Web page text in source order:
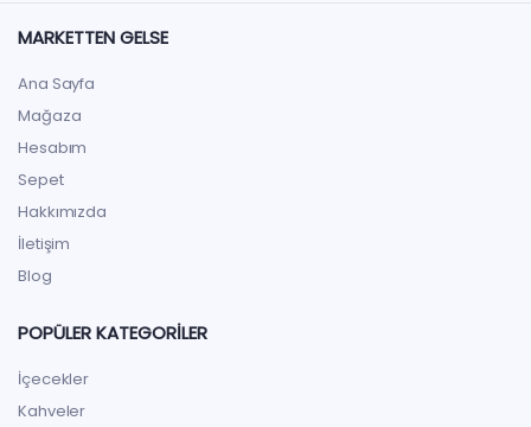
MARKETTEN GELSE
Ana Sayfa
Mağaza
Hesabım
Sepet
Hakkımızda
İletişim
Blog
POPÜLER KATEGORILER
İçecekler
Kahveler